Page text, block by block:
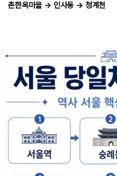
촌한옥마을 → 인사동 → 청계천